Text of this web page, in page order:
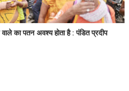
का पतन अवश्य होता है : पंडित प्रदीप